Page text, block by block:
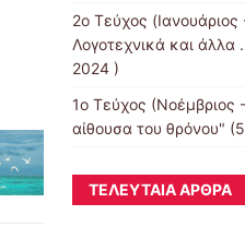
2ο Τεύχος
Λογοτεχνικά και άλλα
2024 )
1ο Τεύχος (Νοέμβριος
αίθουσα του θρόνου"
ΤΕΛΕΥΤΑΊΑ ΆΡΘΡΑ